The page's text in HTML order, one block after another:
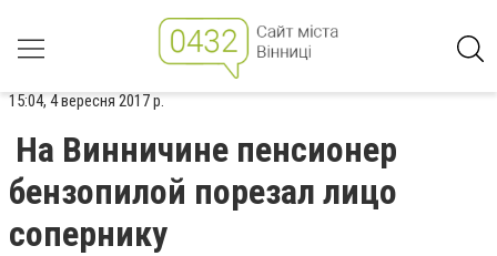
15:04, 4 вересня 2017 р.
На Винничине пенсионер
бензопилой порезал лицо
сопернику